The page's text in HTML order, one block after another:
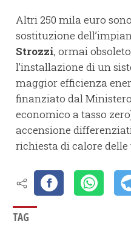
Altri 250 mila euro
sostituzione
Strozzi, ormai
l’installazione di un
maggior efficienza
finanziato dal
economico a tasso
accensione
richiesta di calore delle
TAG